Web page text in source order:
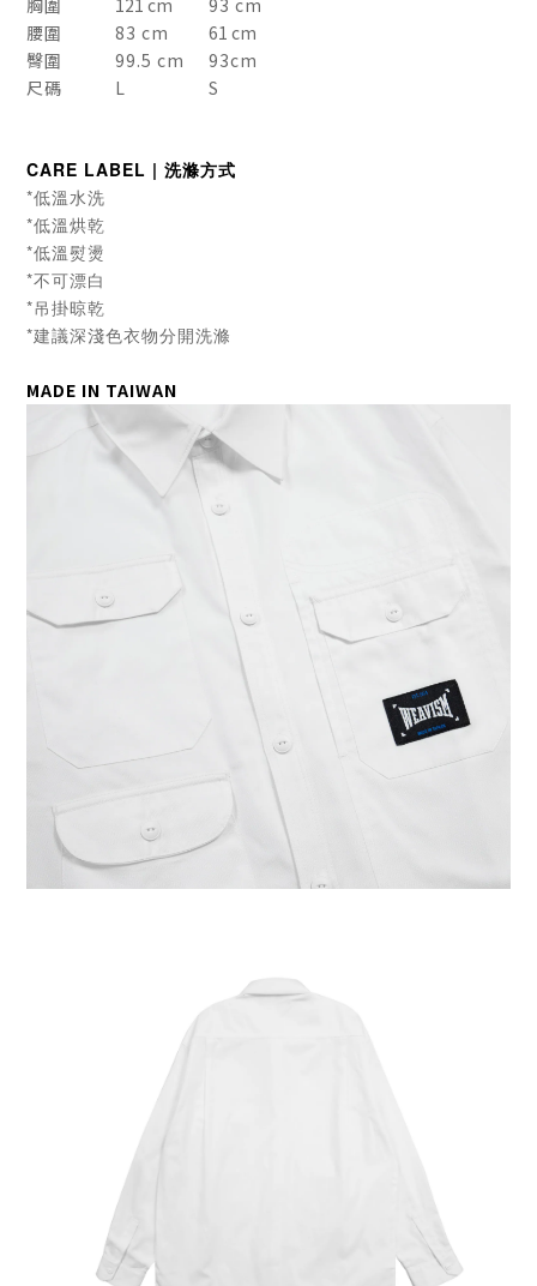
腰圍
83 cm
61 cm
臀圍
99.5 cm
93cm
尺碼
L S
CARE LABEL | 洗滌方式
*低溫水洗
*低溫烘乾
*低溫熨燙
*不可漂白
*吊掛晾乾
*建議深淺色衣物分開洗滌
MADE IN TAIWAN